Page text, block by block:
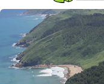
OFERTAS